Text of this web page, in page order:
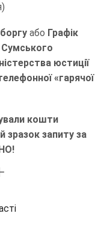
або Графік
Сумського
юстиції
«гарячої
кошти
зразок запиту за